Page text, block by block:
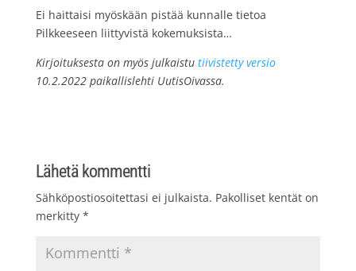
Ei haittaisi myöskään pistää kunnalle tietoa
Pilkkeeseen liittyvistä kokemuksista…
Kirjoituksesta on myös julkaistu tiivistetty versio
10.2.2022 paikallislehti UutisOivassa.
Lähetä kommentti
Sähköpostiosoitettasi ei julkaista. Pakolliset kentät on
merkitty *